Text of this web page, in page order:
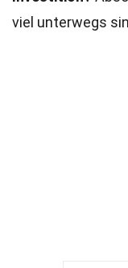
viel unterwegs